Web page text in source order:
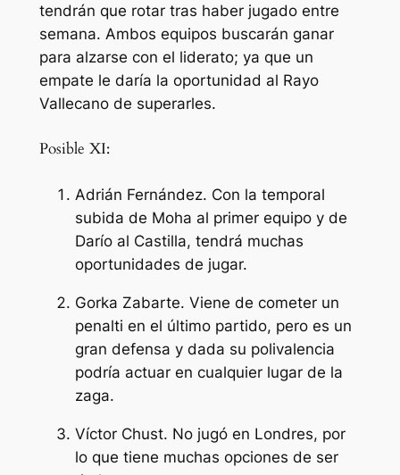
tendrán que rotar tras haber jugado entre
semana. Ambos equipos buscarán ganar
para alzarse con el liderato; ya que un
empate le daría la oportunidad al Rayo
Vallecano de superarles.
Posible XI:
Adrián Fernández. Con la temporal
subida de Moha al primer equipo y de
Darío al Castilla, tendrá muchas
oportunidades de jugar.
Gorka Zabarte. Viene de cometer un
penalti en el último partido, pero es un
gran defensa y dada su polivalencia
podría actuar en cualquier lugar de la
zaga.
Víctor Chust. No jugó en Londres, por
lo que tiene muchas opciones de ser